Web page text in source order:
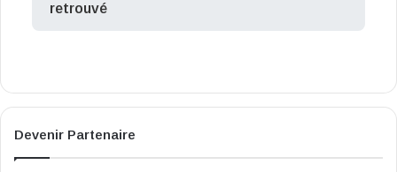
retrouvé
Devenir Partenaire